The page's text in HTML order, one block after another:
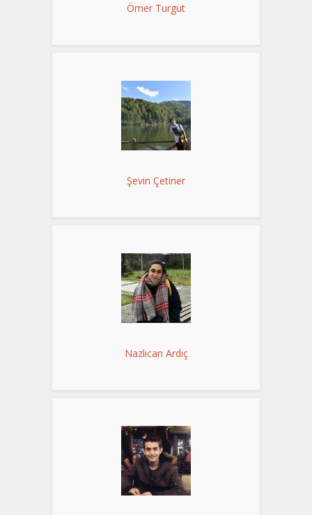
Ömer Turgut
Şevin Çetiner
Nazlıcan Ardıç